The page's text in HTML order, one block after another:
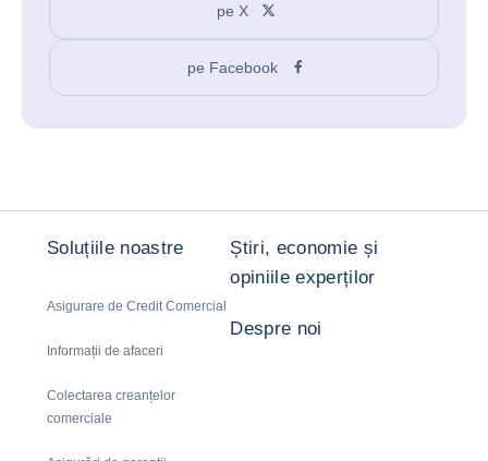
pe X
pe Facebook
Soluțiile noastre
Asigurare de Credit Comercial
Informații de afaceri
Colectarea creanțelor
comerciale
Știri, economie și
opiniile experților
Despre noi